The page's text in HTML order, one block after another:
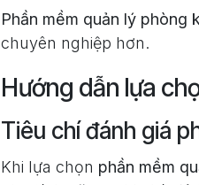
Phần mềm quản lý phòng
chuyên nghiệp hơn.
Hướng dẫn lựa
Tiêu chí đánh giá
Khi lựa chọn phần mềm